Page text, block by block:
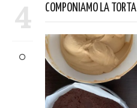
4 COMPONIAMO LA TORTA